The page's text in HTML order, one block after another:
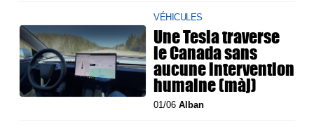
VÉHICULES
Une Tesla traverse
le Canada sans
aucune intervention
humaine (màj)
01/06Alban